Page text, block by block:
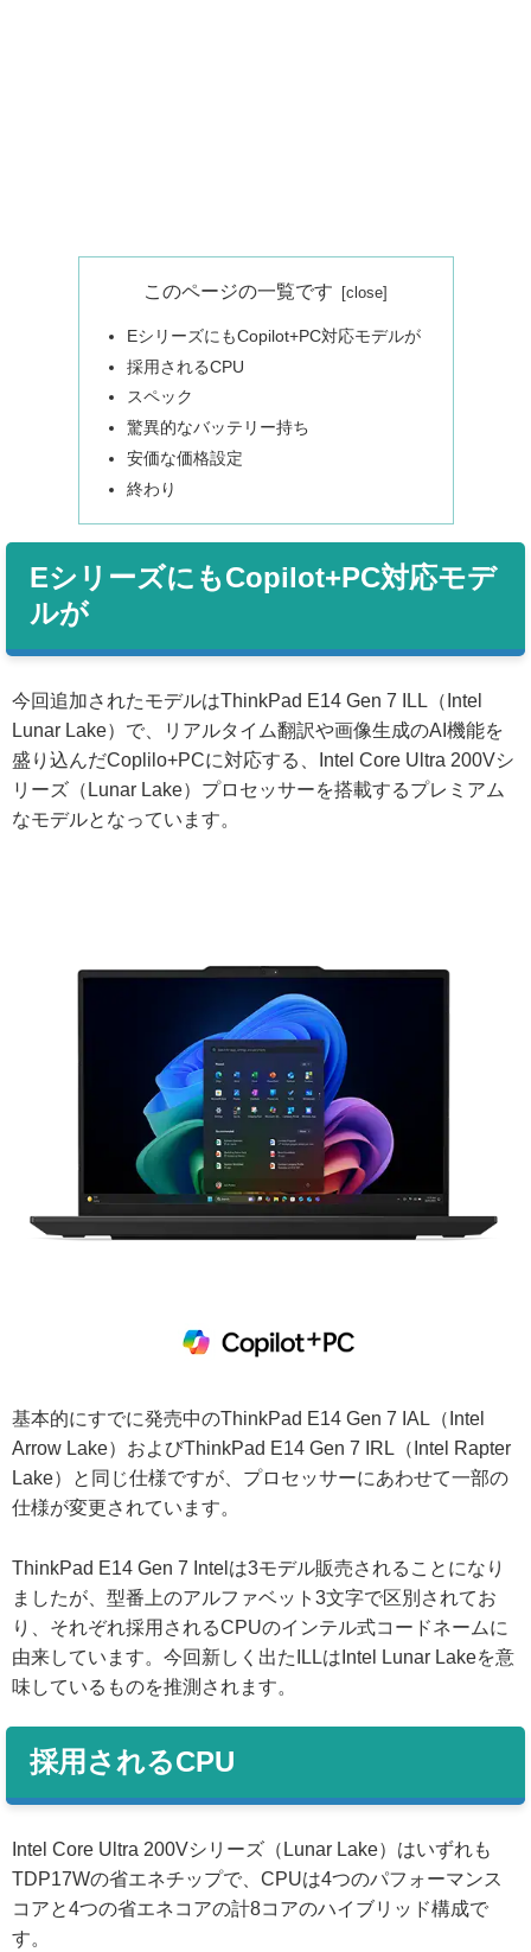
このページの一覧です
EシリーズにもCopilot+PC対応モデルが
採用されるCPU
スペック
驚異的なバッテリー持ち
安価な価格設定
終わり
EシリーズにもCopilot+PC対応モデ
ルが
今回追加されたモデルはThinkPad E14 Gen 7 ILL（Intel
Lunar Lake）で、リアルタイム翻訳や画像生成のAI機能を
盛り込んだCoplilo+PCに対応する、Intel Core Ultra 200Vシ
リーズ（Lunar Lake）プロセッサーを搭載するプレミアム
なモデルとなっています。
基本的にすでに発売中のThinkPad E14 Gen 7 IAL（Intel
Arrow Lake）およびThinkPad E14 Gen 7 IRL（Intel Rapter
Lake）と同じ仕様ですが、プロセッサーにあわせて一部の
仕様が変更されています。
ThinkPad E14 Gen 7 Intelは3モデル販売されることになり
ましたが、型番上のアルファベット3文字で区別されてお
り、それぞれ採用されるCPUのインテル式コードネームに
由来しています。今回新しく出たILLはIntel Lunar Lakeを意
味しているものを推測されます。
採用されるCPU
Intel Core Ultra 200Vシリーズ（Lunar Lake）はいずれも
TDP17Wの省エネチップで、CPUは4つのパフォーマンス
コアと4つの省エネコアの計8コアのハイブリッド構成で
す。